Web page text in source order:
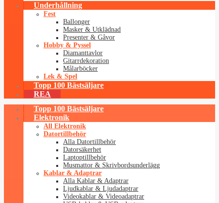
Underhållning
Fest
Ballonger
Masker & Utklädnad
Presenter & Gåvor
Hobby & Pyssel
Diamanttavlor
Gitarrdekoration
Målarböcker
Lek & Spel
Topp 100 Bästsäljare
REA
Topp 100 Bästsäljare
Elektronik
All Elektronik
Datortillbehör
Alla Datortillbehör
Datorsäkerhet
Laptoptillbehör
Musmattor & Skrivbordsunderlägg
Kablar & Adaptrar
Alla Kablar & Adaptrar
Ljudkablar & Ljudadaptrar
Videokablar & Videoadaptrar